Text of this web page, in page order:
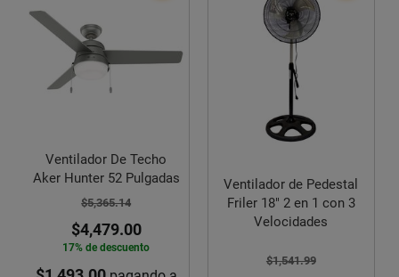
Ventilador de Pedestal
Friler 18" 2 en 1 con 3
Velocidades
Ventilador de Pedestal
Maxi Fresco Brisa 3
Velocidades